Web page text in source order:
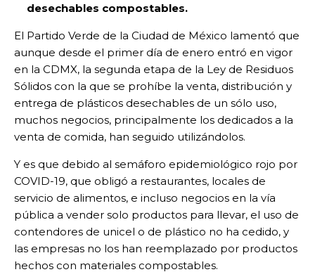
desechables compostables.
El Partido Verde de la Ciudad de México lamentó que
aunque desde el primer día de enero entró en vigor
en la CDMX, la segunda etapa de la Ley de Residuos
Sólidos con la que se prohíbe la venta, distribución y
entrega de plásticos desechables de un sólo uso,
muchos negocios, principalmente los dedicados a la
venta de comida, han seguido utilizándolos.
Y es que debido al semáforo epidemiológico rojo por
COVID-19, que obligó a restaurantes, locales de
servicio de alimentos, e incluso negocios en la vía
pública a vender solo productos para llevar, el uso de
contendores de unicel o de plástico no ha cedido, y
las empresas no los han reemplazado por productos
hechos con materiales compostables.